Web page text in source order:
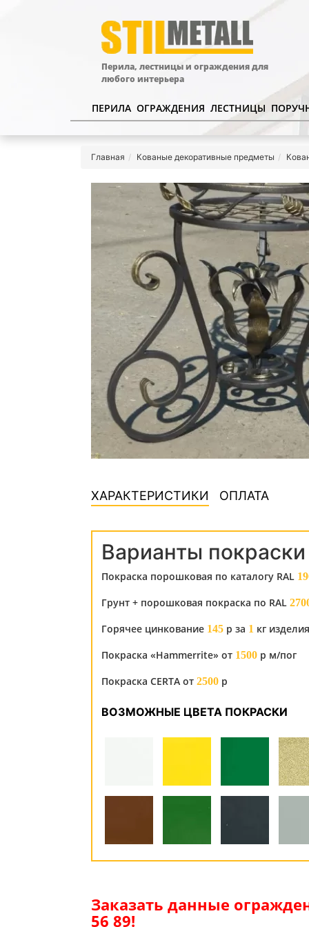
Перила, лестницы и ограждения для
любого интерьера
ПЕРИЛА ОГРАЖДЕНИЯ ЛЕСТНИЦЫ
Главная Кованые декоративные предметы
ХАРАКТЕРИСТИКИ ОПЛАТА
Варианты покраски
Покраска порошковая по каталогу RAL
Грунт + порошковая покраска по RAL
Горячее цинкование 145 р за 1 кг изделия
Покраска «Hammerrite» от 1500 р м/пог
Покраска CERTA от 2500 р
ВОЗМОЖНЫЕ ЦВЕТА ПОКРАСКИ
Заказать данные
56 89!